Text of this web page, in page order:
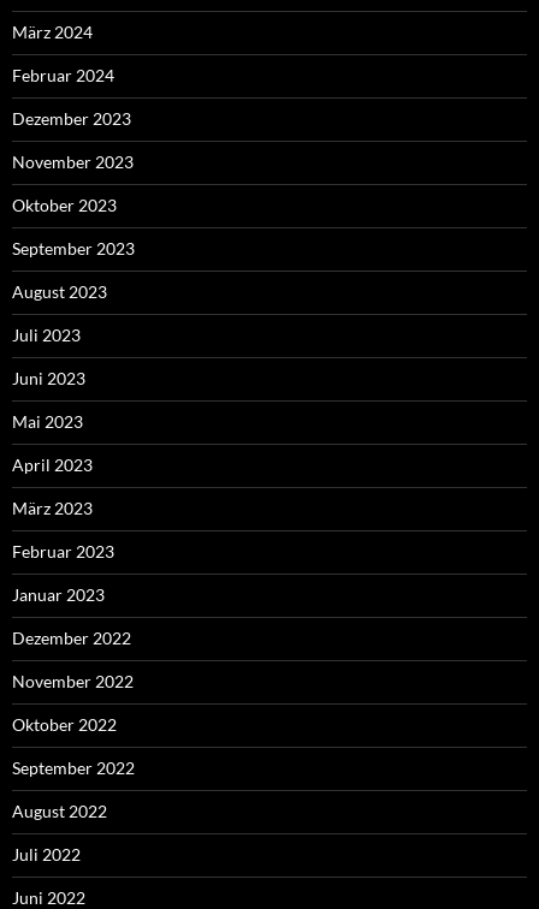
März 2024
Februar 2024
Dezember 2023
November 2023
Oktober 2023
September 2023
August 2023
Juli 2023
Juni 2023
Mai 2023
April 2023
März 2023
Februar 2023
Januar 2023
Dezember 2022
November 2022
Oktober 2022
September 2022
August 2022
Juli 2022
Juni 2022